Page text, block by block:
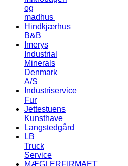
og
madhus
Hindkjærhus
B&B
Imerys
Industrial
Minerals
Denmark
A/S
Industriservice
Fur
Jettestuens
Kunsthave
Langstedgård
LB
Truck
Service
MÆGLERFIRMAET